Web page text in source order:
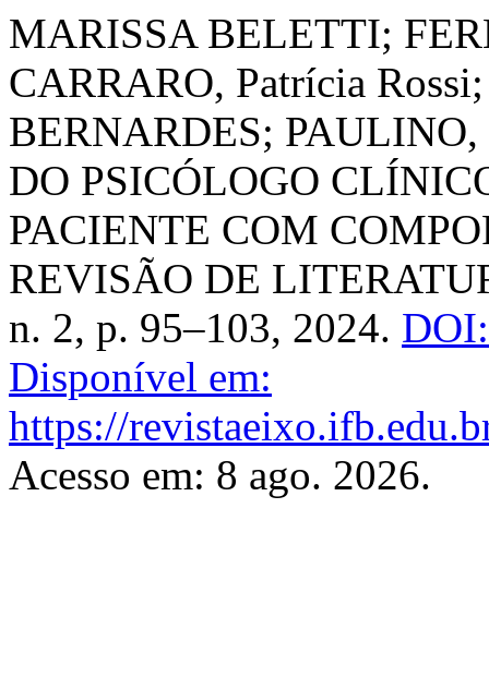
MARISSA BELETTI;
CARRARO, Patrícia
BERNARDES; PAULINO,
DO PSICÓLOGO
PACIENTE COM
REVISÃO DE
n. 2, p. 95–103, 2024.
Disponível em:
https://
Acesso em: 8 ago. 2026.